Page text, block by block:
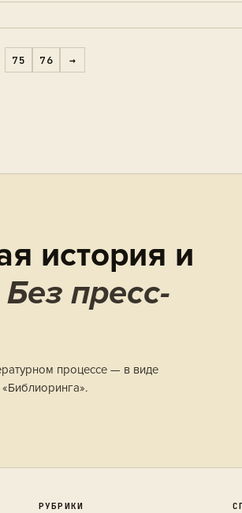
75 76 →
история и
Без пресс-
процессе — в виде
РУБРИКИ